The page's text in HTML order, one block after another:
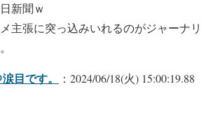
新聞ｗ
主張に突っ込みいれるのがジャーナリ
目です。
：2024/06/18(火) 15:00:19.88